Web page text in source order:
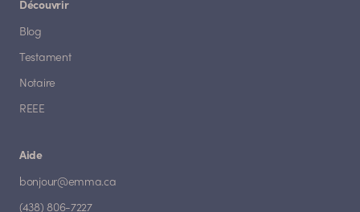
Découvrir
Blog
Testament
Notaire
REEE
Aide
bonjour@emma.ca
(438) 806-7227